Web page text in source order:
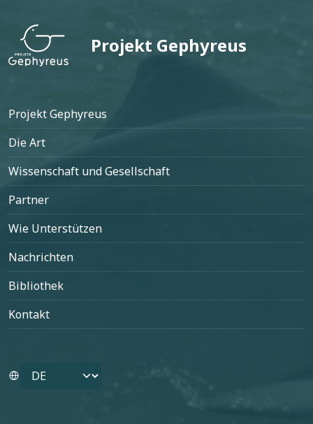
Projekt Gephyreus
Fußzeile
Projekt Gephyreus
Die Art
Wissenschaft und Gesellschaft
Partner
Wie Unterstützen
Nachrichten
Bibliothek
Kontakt
Select your language